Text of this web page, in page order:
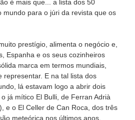
é mais que... a lista dos 50
mundo para o júri da revista que os
prestígio, alimenta o negócio e,
Espanha e os seus cozinheiros
marca em termos mundiais,
representar. E na tal lista dos
lá estavam logo a abrir dois
já mítico El Bulli, de Ferran Adrià
e o El Celler de Can Roca, dos três
meteórica nos últimos anos.